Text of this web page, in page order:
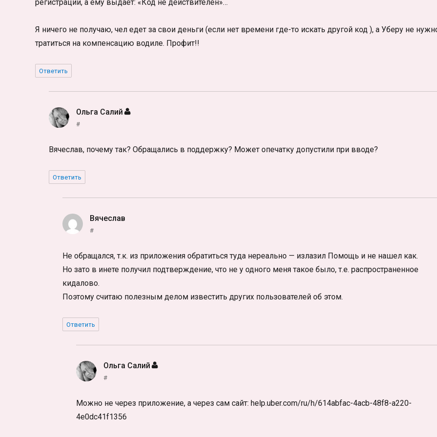
регистрации, а ему выдает: «Код не действителен»…
Я ничего не получаю, чел едет за свои деньги (если нет времени где-то искать другой код ), а Уберу не
тратиться на компенсацию водиле. Профит!!
Ответить
Ольга Салий :
#
Вячеслав, почему так? Обращались в поддержку? Может опечатку допустили при вводе?
Ответить
Вячеслав
#
Не обращался, т.к. из приложения обратиться туда нереально — излазил Помощь и не нашел как.
Но зато в инете получил подтверждение, что не у одного меня такое было, т.е. распространенное
кидалово.
Поэтому считаю полезным делом известить других пользователей об этом.
Ответить
Ольга Салий :
#
Можно не через приложение, а через сам сайт: help.uber.com/ru/h/614abfac-4acb-48f8-a220-
4e0dc41f1356